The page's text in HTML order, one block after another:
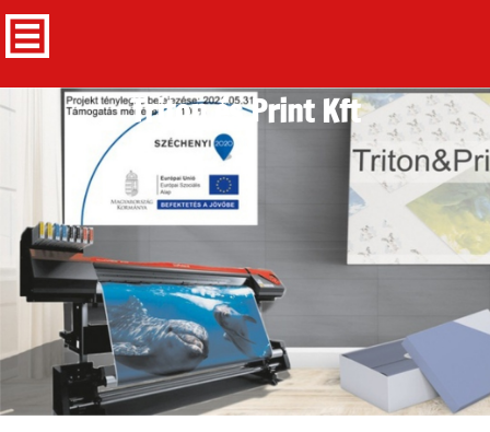
Triton és Print Kft